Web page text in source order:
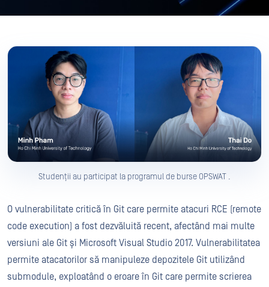
Studenții au participat la programul de burse OPSWAT .
O vulnerabilitate critică în Git care permite atacuri RCE (remote
code execution) a fost dezvăluită recent, afectând mai multe
versiuni ale Git și Microsoft Visual Studio 2017. Vulnerabilitatea
permite atacatorilor să manipuleze depozitele Git utilizând
submodule, exploatând o eroare în Git care permite scrierea